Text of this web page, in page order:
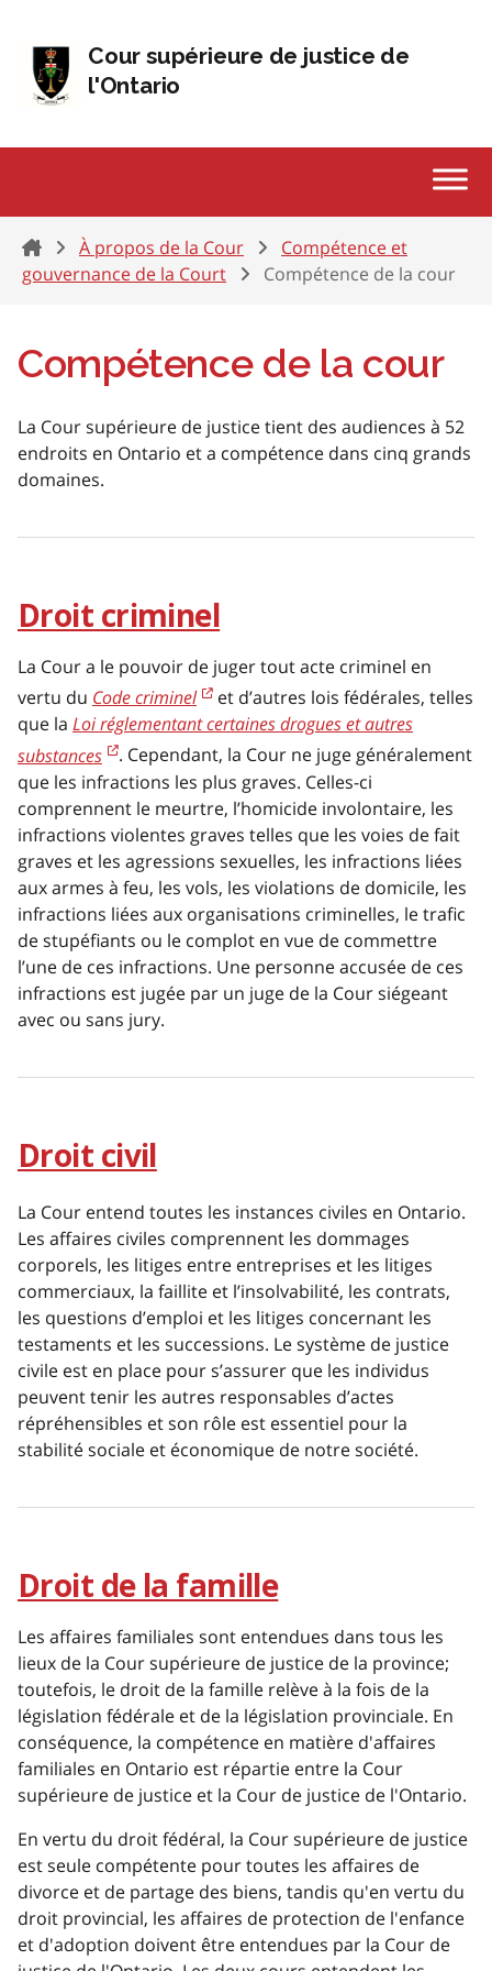
Cour supérieure de justice de
l'Ontario
HomeÀ propos de la Cour
Compétence et
gouvernance de la Court
Compétence de la cour
Compétence de la cour
La Cour supérieure de justice tient des audiences à 52
endroits en Ontario et a compétence dans cinq grands
domaines.
Droit criminel
La Cour a le pouvoir de juger tout acte criminel en
vertu du Code criminel
et d’autres lois fédérales, telles
que la Loi réglementant certaines drogues et autres
substances
. Cependant, la Cour ne juge généralement
que les infractions les plus graves. Celles-ci
comprennent le meurtre, l’homicide involontaire, les
infractions violentes graves telles que les voies de fait
graves et les agressions sexuelles, les infractions liées
aux armes à feu, les vols, les violations de domicile, les
infractions liées aux organisations criminelles, le trafic
de stupéfiants ou le complot en vue de commettre
l’une de ces infractions. Une personne accusée de ces
infractions est jugée par un juge de la Cour siégeant
avec ou sans jury.
Droit civil
La Cour entend toutes les instances civiles en Ontario.
Les affaires civiles comprennent les dommages
corporels, les litiges entre entreprises et les litiges
commerciaux, la faillite et l’insolvabilité, les contrats,
les questions d’emploi et les litiges concernant les
testaments et les successions. Le système de justice
civile est en place pour s’assurer que les individus
peuvent tenir les autres responsables d’actes
répréhensibles et son rôle est essentiel pour la
stabilité sociale et économique de notre société.
Droit de la famille
Les affaires familiales sont entendues dans tous les
lieux de la Cour supérieure de justice de la province;
toutefois, le droit de la famille relève à la fois de la
législation fédérale et de la législation provinciale. En
conséquence, la compétence en matière d'affaires
familiales en Ontario est répartie entre la Cour
supérieure de justice et la Cour de justice de l'Ontario.
En vertu du droit fédéral, la Cour supérieure de justice
est seule compétente pour toutes les affaires de
divorce et de partage des biens, tandis qu'en vertu du
droit provincial, les affaires de protection de l'enfance
et d'adoption doivent être entendues par la Cour de